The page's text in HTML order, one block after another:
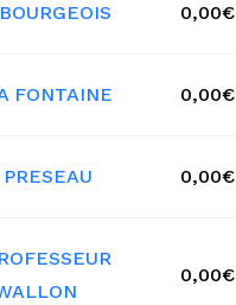
0,00€
FONTAINE 0,00€
0,00€
0,00€